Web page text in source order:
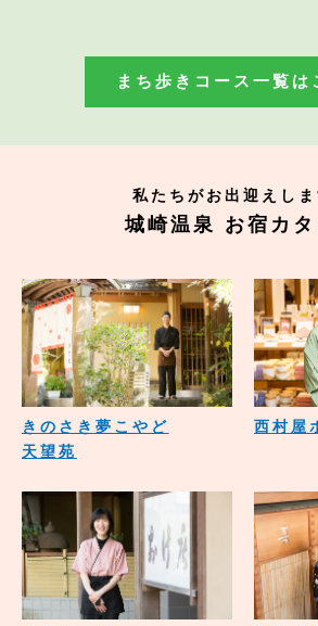
まち歩きコース一覧は
私たちがお出迎えしま
城崎温泉 お宿カ
きのさき夢こやど
天望苑
西村屋